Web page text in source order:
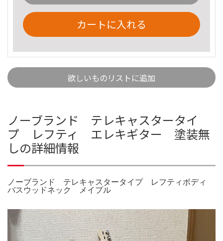
カートに入れる
欲しいものリストに追加
ノーブランド テレキャスタータイ
プ レフティ エレキギター 塗装無
しの詳細情報
ノーブランド テレキャスタータイプ レフティボディ
バスウッドネック メイプル